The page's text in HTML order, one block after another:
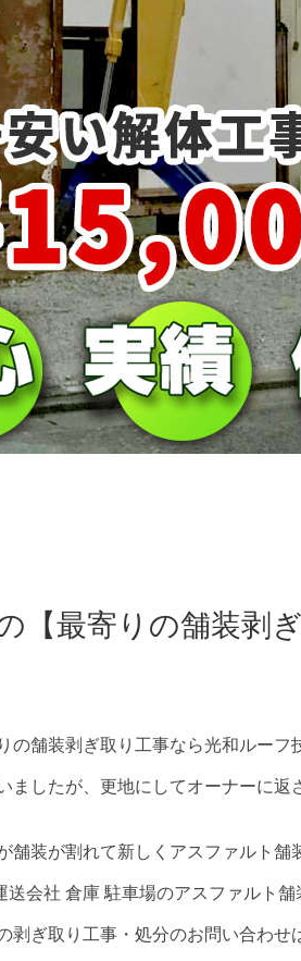
【最寄りの舗装剥
の舗装剥ぎ取り工事なら光和ルーフ
ましたが、更地にしてオーナーに
舗装が割れて新しくアスファルト
送会社 倉庫 駐車場のアスファルト舗
剥ぎ取り工事・処分のお問い合わ